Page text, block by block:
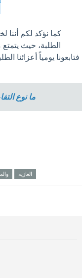
كما نؤكد لكم أننا
الطلبة، حيث
فتابعونا يومياً أعزائنا
ما نوع
الغازيه